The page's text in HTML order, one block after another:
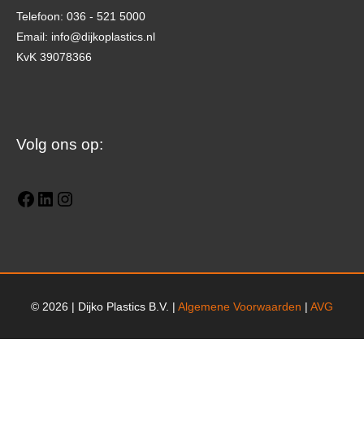
Telefoon: 036 - 521 5000
Email: info@dijkoplastics.nl
KvK 39078366
Volg ons op:
Facebook
LinkedIn
Instagram
© 2026 | Dijko Plastics B.V. | Algemene Voorwaarden | AVG